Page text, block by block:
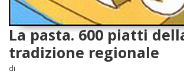
La pasta. 600 piatti
tradizione regionale
di